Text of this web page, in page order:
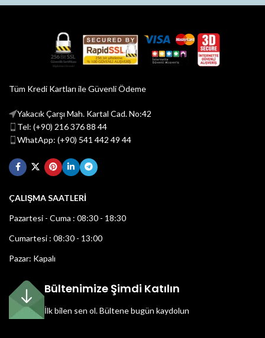
Tüm Kredi Kartları ile Güvenli Ödeme
Yakacık Çarşı Mah. Kartal Cad. No:42
Tel: (+90) 216 376 88 44
WhatApp: (+90) 541 442 49 44
ÇALIŞMA SAATLERİ
Pazartesi - Cuma : 08:30 - 18:30
Cumartesi : 08:30 - 13:00
Pazar: Kapalı
Bültenimize Şimdi Katılın
İlk bilen sen ol.Bültene bugün kaydolun